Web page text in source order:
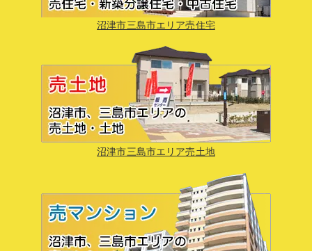
沼津市三島市エリア売住宅
沼津市三島市エリア売土地